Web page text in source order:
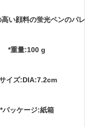
い顔料の蛍光ペンのパ
*重量:100 g
イズ:DIA:7.2cm
*パッケージ:紙箱